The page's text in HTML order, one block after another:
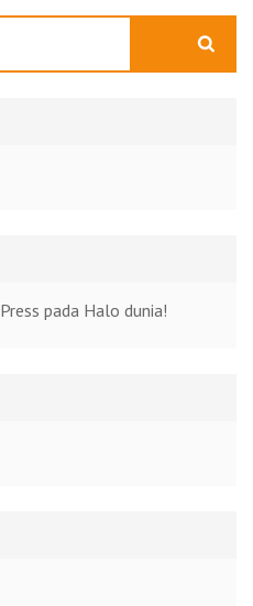
pada Halo dunia!